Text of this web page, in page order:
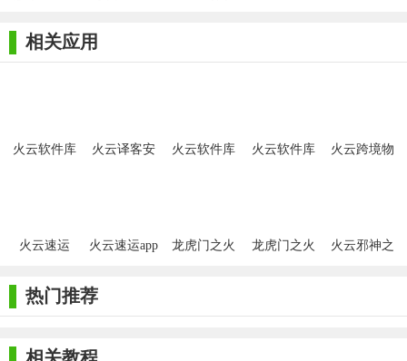
地配置即可快速进行项目开发。
5. 持续更新：团队不断优化产品功能，确保用户能够享受到
2. 在“资源中心”浏览或搜索所需的技术文档、教程和视频课
程。
3. 访问“社区”板块参与讨论、提问或分享自己的见解和经
相关应用
火云软件库
火云译客安
火云软件库
火云软件库
火云跨境物
火云速运 火云速运app
龙虎门之火
龙虎门之火
火云邪神之
热门推荐